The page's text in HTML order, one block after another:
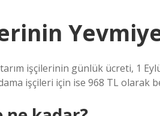
işçilerinin günlük ücreti, 1
işçileri için ise 968 TL olarak